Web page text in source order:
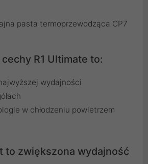
pasta termoprzewodząca CP7
R1 Ultimate to:
wydajności
w chłodzeniu powietrzem
to zwiększona wydajność